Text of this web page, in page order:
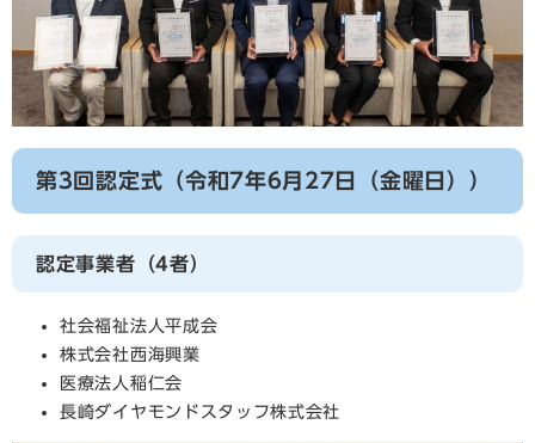
第3回認定式（令和7年6月27日（金曜日））
認定事業者（4者）
社会福祉法人平成会
株式会社西海興業
医療法人稲仁会
長崎ダイヤモンドスタッフ株式会社